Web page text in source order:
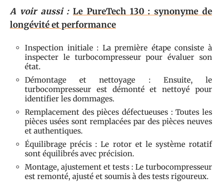
A voir aussi : Le PureTech 130 : synonyme de
longévité et performance
Inspection initiale : La première étape consiste à
inspecter le turbocompresseur pour évaluer son
état.
Démontage et nettoyage : Ensuite, le
turbocompresseur est démonté et nettoyé pour
identifier les dommages.
Remplacement des pièces défectueuses : Toutes les
pièces usées sont remplacées par des pièces neuves
et authentiques.
Équilibrage précis : Le rotor et le système rotatif
sont équilibrés avec précision.
Montage, ajustement et tests : Le turbocompresseur
est remonté, ajusté et soumis à des tests rigoureux.